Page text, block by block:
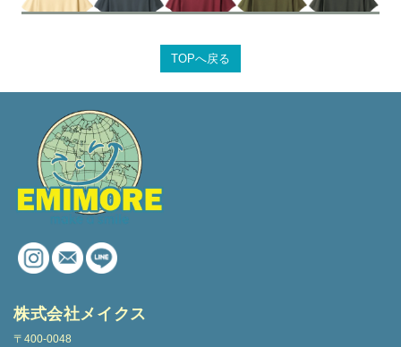
TOPへ戻る
株式会社メイクス
〒400-0048